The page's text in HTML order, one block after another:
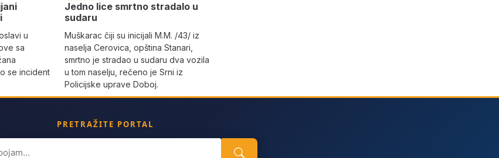
u
sa
se incident
Јedno lice smrtno stradalo u
sudaru
Muškarac čiji su inicijali M.M. /43/ iz
naselja Cerovica, opština Stanari,
smrtno je stradao u sudaru dva vozila
u tom naselju, rečeno je Srni iz
Policijske uprave Doboj.
PRETRAŽITE PORTAL